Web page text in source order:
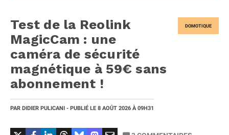
DOMOTIQUE
Test de la Reolink
MagicCam : une
caméra de sécurité
magnétique à 59€ sans
abonnement !
PAR DIDIER PULICANI - PUBLIÉ LE 8 AOÛT 2026 À 09H31